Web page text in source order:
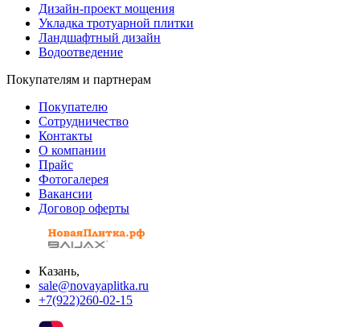
Дизайн-проект мощения
Укладка тротуарной плитки
Ландшафтный дизайн
Водоотведение
Покупателям и партнерам
Покупателю
Сотрудничество
Контакты
О компании
Прайс
Фотогалерея
Вакансии
Договор оферты
Казань,
sale@novayaplitka.ru
+7(922)260-02-15